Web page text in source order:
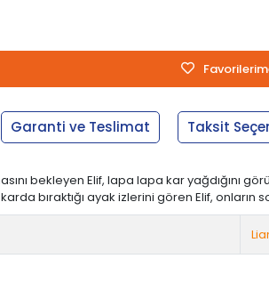
Garanti ve Teslimat Taksit
bekleyen Elif, lapa lapa kar yağdığını
bıraktığı ayak izlerini gören Elif,